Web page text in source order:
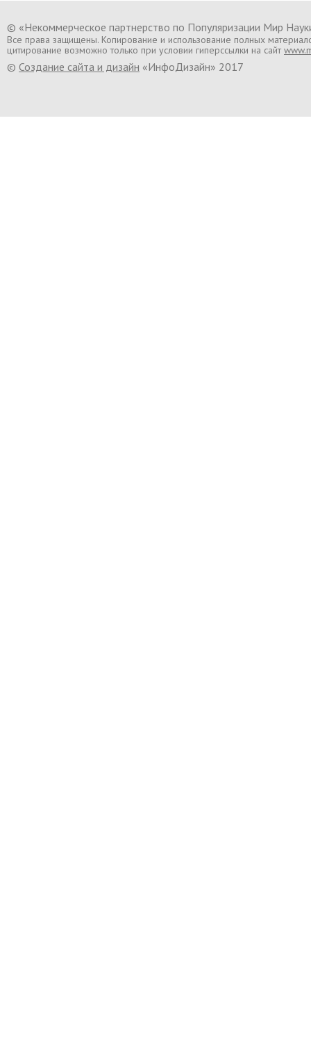
© «Некоммерческое партнерство по Популяризации Мир
Все права защищены. Копирование и использование полных
цитирование возможно только при условии гиперссылки на сайт
© Создание сайта и дизайн «ИнфоДизайн» 2017